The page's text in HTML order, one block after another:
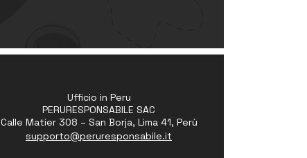
Ufficio in Peru
PERURESPONSABILE SAC
Calle Matier 308 – San Borja, Lima 41, Perù
supporto@peruresponsabile.it